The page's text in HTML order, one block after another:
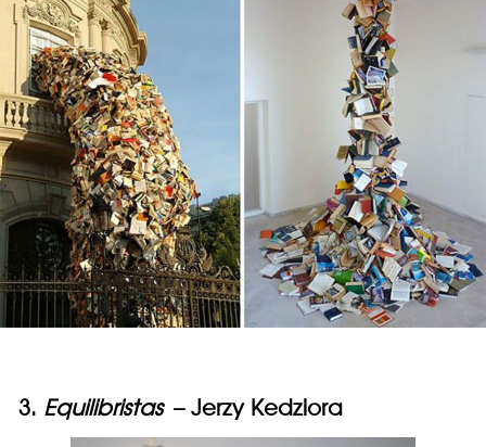
3. Equilibristas – Jerzy Kedziora